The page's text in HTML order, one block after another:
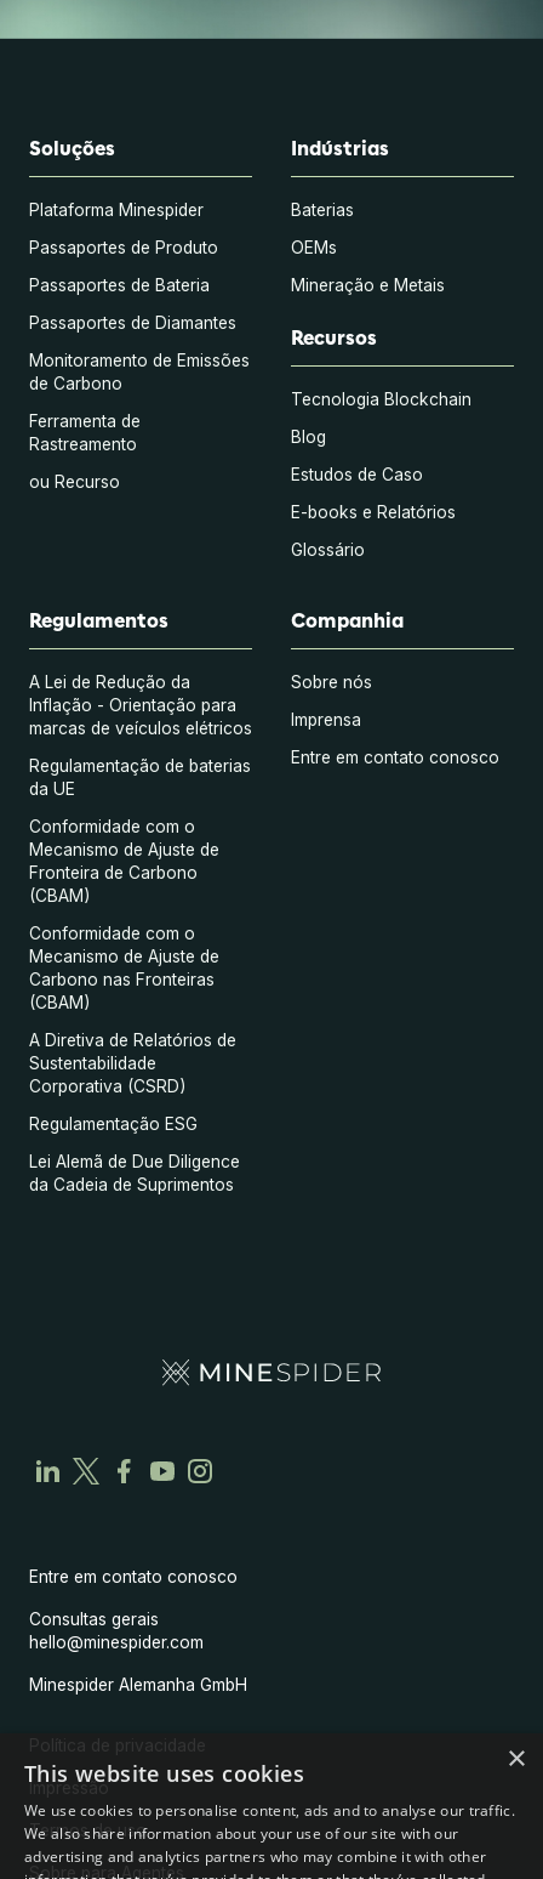
Soluções
Plataforma Minespider
Passaportes de Produto
Passaportes de Bateria
Passaportes de Diamantes
Monitoramento de Emissões
de Carbono
Ferramenta de
Rastreamento
ou Recurso
Indústrias
Baterias
OEMs
Mineração e Metais
Recursos
Tecnologia Blockchain
Blog
Estudos de Caso
E-books e Relatórios
Glossário
Regulamentos
A Lei de Redução da
Inflação - Orientação para
marcas de veículos elétricos
Regulamentação de baterias
da UE
Conformidade com o
Mecanismo de Ajuste de
Fronteira de Carbono
(CBAM)
Conformidade com o
Mecanismo de Ajuste de
Carbono nas Fronteiras
(CBAM)
A Diretiva de Relatórios de
Sustentabilidade
Corporativa (CSRD)
Regulamentação ESG
Lei Alemã de Due Diligence
da Cadeia de Suprimentos
Companhia
Sobre nós
Imprensa
Entre em contato conosco
Entre em contato conosco
Consultas gerais
hello@minespider.com
Minespider Alemanha GmbH
Política de privacidade
Impressão
Termos de uso
Sobre para Agentes
×
This website uses cookies
We use cookies to personalise content, ads and to analyse our traffic.
We also share information about your use of our site with our
advertising and analytics partners who may combine it with other